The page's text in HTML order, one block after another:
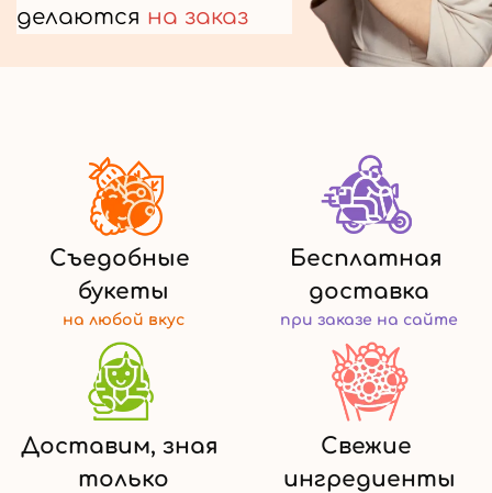
делаются на заказ
Съедобные
букеты
на любой вкус
Бесплатная
доставка
при заказе на сайте
Доставим, зная
только
Свежие
ингредиенты